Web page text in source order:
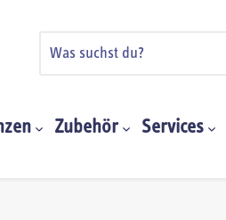
Zubehör Services